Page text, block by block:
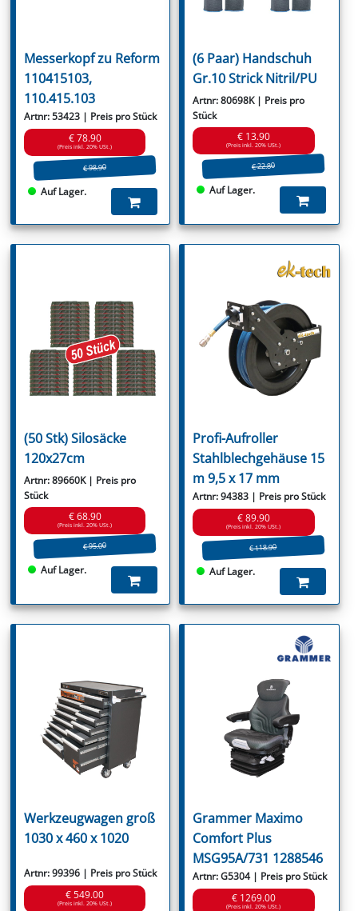
Messerkopf zu Reform
110415103,
110.415.103
Artnr: 53423 | Preis pro Stück
€ 78.90
(Preis inkl. 20% USt.)
€ 98.90
Auf Lager.
(6 Paar) Handschuh
Gr.10 Strick Nitril/PU
Artnr: 80698K | Preis pro
Stück
€ 13.90
(Preis inkl. 20% USt.)
€ 22.80
Auf Lager.
(50 Stk) Silosäcke
120x27cm
Artnr: 89660K | Preis pro
Stück
€ 68.90
(Preis inkl. 20% USt.)
€ 95.00
Auf Lager.
Profi-Aufroller
Stahlblechgehäuse 15
m 9,5 x 17 mm
Artnr: 94383 | Preis pro Stück
€ 89.90
(Preis inkl. 20% USt.)
€ 118.90
Auf Lager.
Werkzeugwagen groß
1030 x 460 x 1020
Artnr: 99396 | Preis pro Stück
€ 549.00
(Preis inkl. 20% USt.)
Grammer Maximo
Comfort Plus
MSG95A/731 1288546
Artnr: G5304 | Preis pro Stück
€ 1269.00
(Preis inkl. 20% USt.)